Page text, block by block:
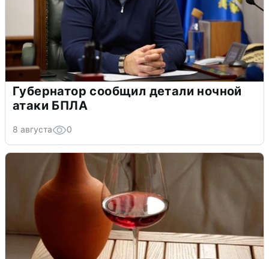
Губернатор сообщил детали ночной
атаки БПЛА
8 августа 0